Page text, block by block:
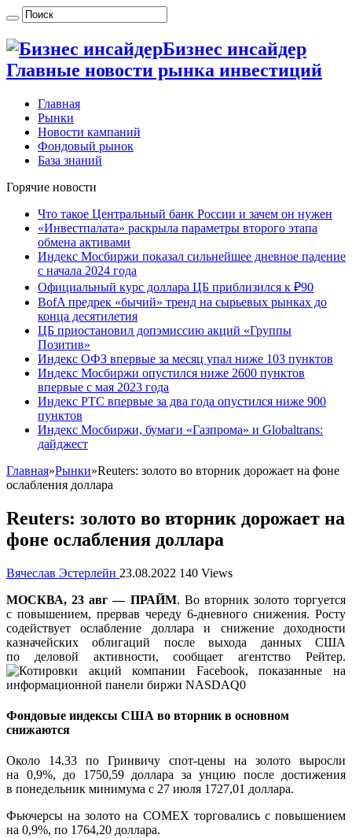
Бизнес инсайдер
Главные новости рынка инвестиций
Главная
Рынки
Новости кампаний
Фондовый рынок
База знаний
Горячие новости
Что такое Центральный банк России и зачем он нужен
«Инвестпалата» раскрыла параметры второго этапа
обмена активами
Индекс Мосбиржи показал сильнейшее дневное падение
с начала 2024 года
Официальный курс доллара ЦБ приблизился к ₽90
BofA предрек «бычий» тренд на сырьевых рынках до
конца десятилетия
ЦБ приостановил допэмиссию акций «Группы
Позитив»
Индекс ОФЗ впервые за месяц упал ниже 103 пунктов
Индекс Мосбиржи опустился ниже 2600 пунктов
впервые с мая 2023 года
Индекс РТС впервые за два года опустился ниже 900
пунктов
Индекс Мосбиржи, бумаги «Газпрома» и Globaltrans:
дайджест
Главная»Рынки»Reuters: золото во вторник дорожает на фоне
ослабления доллара
Reuters: золото во вторник дорожает на
фоне ослабления доллара
Вячеслав Эстерлейн 23.08.2022 140 Views
МОСКВА, 23 авг — ПРАЙМ. Во вторник золото торгуется
с повышением, прервав череду 6-дневного снижения. Росту
содействует ослабление доллара и снижение доходности
казначейских облигаций после выхода данных США
по деловой активности, сообщает агентство Рейтер.
Фондовые индексы США во вторник в основном
снижаются
Около 14.33 по Гринвичу спот-цены на золото выросли
на 0,9%, до 1750,59 доллара за унцию после достижения
в понедельник минимума с 27 июля 1727,01 доллара.
Фьючерсы на золото на COMEX торговались с повышением
на 0,9%, по 1764,20 доллара.